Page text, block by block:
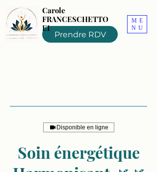
Prendre RDV
ME
NU
Carole
FRANCESCHETTO
EI
Disponible en ligne
Soin énergétique